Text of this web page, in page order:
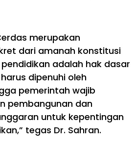
merupakan
dari amanah konstitusi
adalah hak dasar
dipenuhi oleh
pemerintah wajib
pembangunan dan
untuk kepentingan
tegas Dr. Sahran.